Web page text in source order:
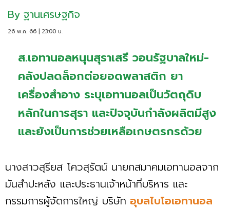
By ฐานเศรษฐกิจ
26 พ.ค. 66 | 23:00 น.
ส.เอทานอลหนุนสุราเสรี วอนรัฐบาลใหม่-
คลังปลดล็อกต่อยอดพลาสติก ยา
เครื่องสำอาง ระบุเอทานอลเป็นวัตถุดิบ
หลักในการสุรา และปัจจุบันกำลังผลิตมีสูง
และยังเป็นการช่วยเหลือเกษตรกรด้วย
นางสาวสุรียส โควสุรัตน์ นายกสมาคมเอทานอลจาก
มันสำปะหลัง และประธานเจ้าหน้าที่บริหาร และ
กรรมการผู้จัดการใหญ่ บริษัท อุบลไบโอเอทานอล